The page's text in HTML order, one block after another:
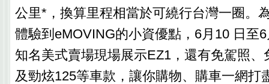
公里*，換算里程相當於可繞行台灣一圈。
體驗到eMOVING的小資優點，6月10 日至
知名美式賣場現場展示EZ1，還有免駕照、
及勁炫125等車款，讓你購物、購車一網打